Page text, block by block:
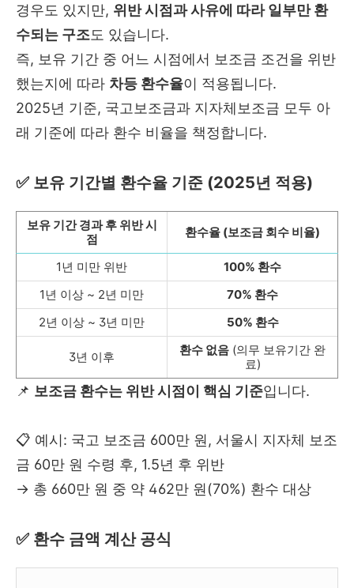
경우도 있지만, 위반 시점과 사유에 따라 일부만 환
수되는 구조도 있습니다.
즉, 보유 기간 중 어느 시점에서 보조금 조건을 위반
했는지에 따라 차등 환수율이 적용됩니다.
2025년 기준, 국고보조금과 지자체보조금 모두 아
래 기준에 따라 환수 비율을 책정합니다.
✅ 보유 기간별 환수율 기준 (2025년 적용)
보유 기간 경과 후 위반 시
점
환수율 (보조금 회수 비율)
1년 미만 위반
100% 환수
1년 이상 ~ 2년 미만
70% 환수
2년 이상 ~ 3년 미만
50% 환수
3년 이후 환수 없음 (의무 보유기간 완
료)
📌 보조금 환수는 위반 시점이 핵심 기준입니다.
📋 예시: 국고 보조금 600만 원, 서울시 지자체 보조
금 60만 원 수령 후, 1.5년 후 위반
→ 총 660만 원 중 약 462만 원(70%) 환수 대상
✅ 환수 금액 계산 공식